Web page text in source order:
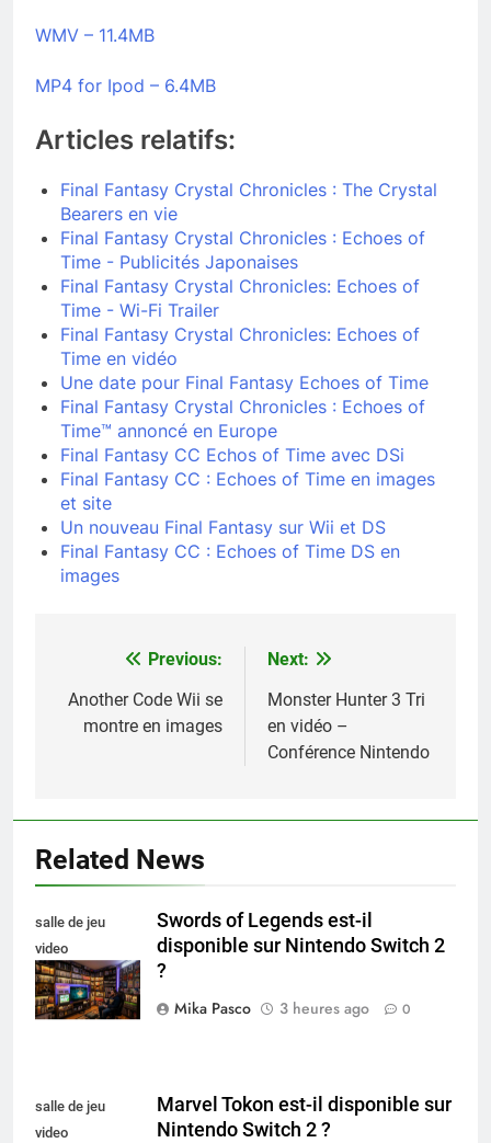
WMV – 11.4MB
MP4 for Ipod – 6.4MB
Articles relatifs:
Final Fantasy Crystal Chronicles : The Crystal
Bearers en vie
Final Fantasy Crystal Chronicles : Echoes of
Time - Publicités Japonaises
Final Fantasy Crystal Chronicles: Echoes of
Time - Wi-Fi Trailer
Final Fantasy Crystal Chronicles: Echoes of
Time en vidéo
Une date pour Final Fantasy Echoes of Time
Final Fantasy Crystal Chronicles : Echoes of
Time™ annoncé en Europe
Final Fantasy CC Echos of Time avec DSi
Final Fantasy CC : Echoes of Time en images
et site
Un nouveau Final Fantasy sur Wii et DS
Final Fantasy CC : Echoes of Time DS en
images
Navigation
de
Previous:
Another Code Wii se
montre en images
Next:
Monster Hunter 3 Tri
en vidéo –
Conférence Nintendo
Related News
salle de jeu
video
collectionneur
Swords of Legends est-il
disponible sur Nintendo Switch 2
?
Mika Pasco
3 heures ago 0
salle de jeu
video
Marvel Tokon est-il disponible sur
Nintendo Switch 2 ?